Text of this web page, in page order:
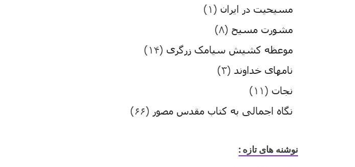
مسیحیت در ایران (۱)
مشورت مسیح (۸)
موعظه کشیش سیامک زرگری (۱۴)
نامهای خداوند (۳)
نجات (۱۱)
نگاه اجمالی به کتاب مقدس مصور (۶۶)
نوشنه های تازه :